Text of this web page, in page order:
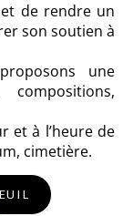
de rendre un
son soutien à
une
et à l’heure de
cimetière.